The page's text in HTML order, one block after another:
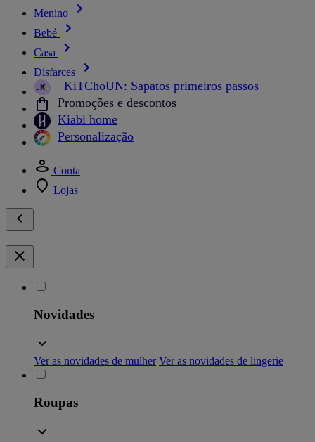
Menino
Bebé
Casa
Disfarces
_KiTChoUN: Sapatos primeiros passos
Promoções e descontos
Kiabi home
Personalização
Conta
Lojas
Novidades
Ver as novidades de mulher Ver as novidades de lingerie
Roupas